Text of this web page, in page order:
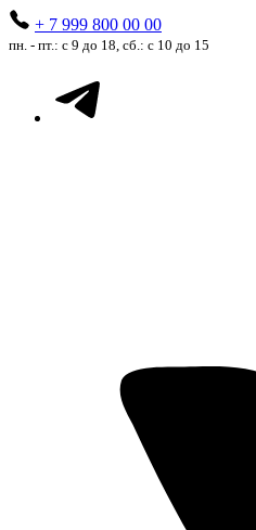
+ 7 999 800 00 00
пн. - пт.: с 9 до 18, сб.: с 10 до 15